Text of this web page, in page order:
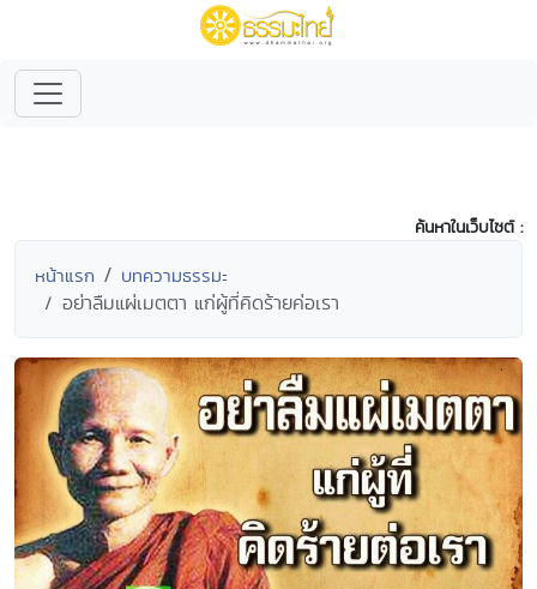
ค้นหาในเว็บไซต์ :
หน้าแรก บทความธรรมะ
อย่าลืมแผ่เมตตา แก่ผู้ที่คิดร้ายค่อเรา